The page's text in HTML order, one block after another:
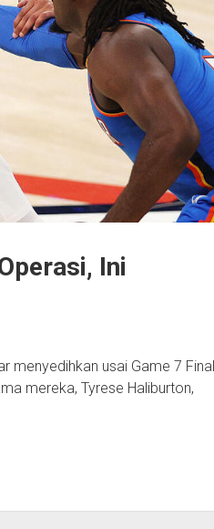
Ini
menyedihkan usai Game 7 Final
mereka, Tyrese Haliburton,